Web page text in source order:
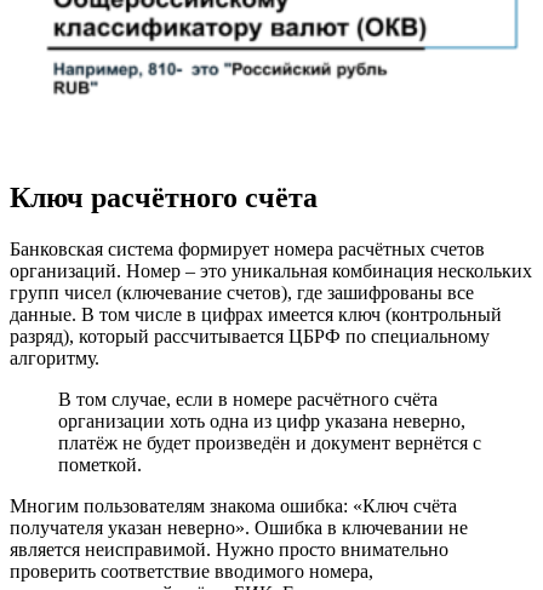
Ключ расчётного счёта
Банковская система формирует номера расчётных счетов
организаций. Номер – это уникальная комбинация нескольких
групп чисел (ключевание счетов), где зашифрованы все
данные. В том числе в цифрах имеется ключ (контрольный
разряд), который рассчитывается ЦБРФ по специальному
алгоритму.
В том случае, если в номере расчётного счёта
организации хоть одна из цифр указана неверно,
платёж не будет произведён и документ вернётся с
пометкой.
Многим пользователям знакома ошибка: «Ключ счёта
получателя указан неверно». Ошибка в ключевании не
является неисправимой. Нужно просто внимательно
проверить соответствие вводимого номера,